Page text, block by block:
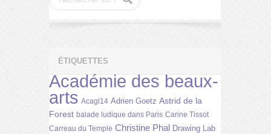
ÉTIQUETTES
Académie des beaux-
arts Acagl14 Adrien Goetz Astrid de la
Forest balade ludique dans Paris Carine Tissot
Carreau du Temple Christine Phal Drawing Lab